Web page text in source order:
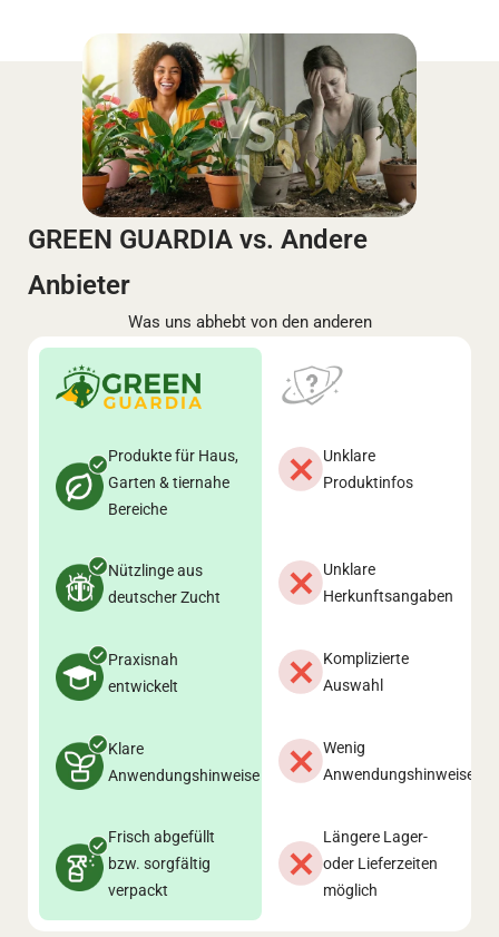
GREEN GUARDIA vs. Andere
Anbieter
Was uns abhebt von den anderen
Produkte für Haus,
Garten & tiernahe
Bereiche
Unklare
Produktinfos
Nützlinge aus
deutscher Zucht
Unklare
Herkunftsangaben
Praxisnah
entwickelt
Komplizierte
Auswahl
Klare
Anwendungshinweise
Wenig
Anwendungshinweise
Frisch abgefüllt
bzw. sorgfältig
verpackt
Längere Lager-
oder Lieferzeiten
möglich